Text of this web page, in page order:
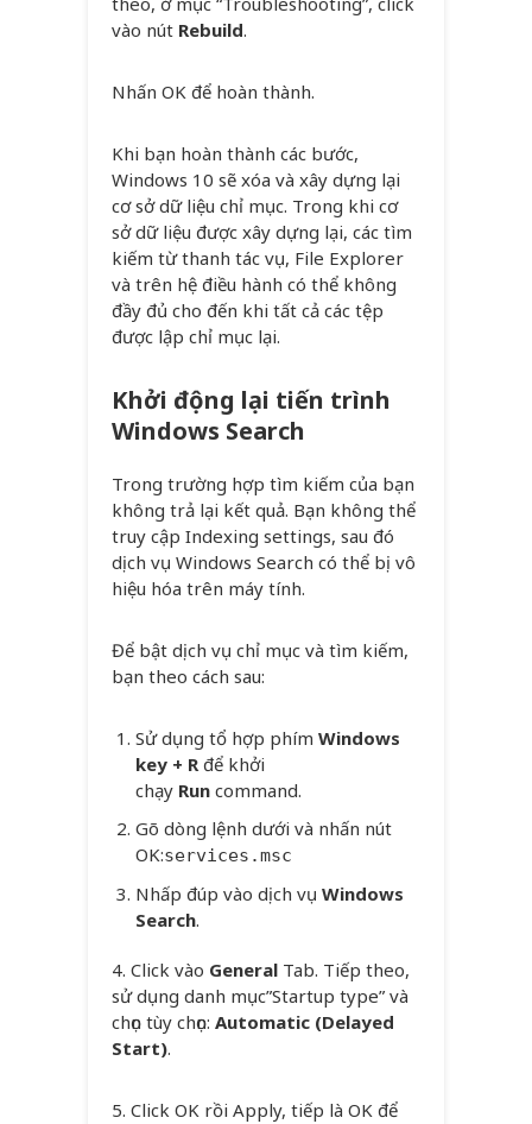
vào nút Rebuild.
Nhấn OK để hoàn thành.
Khi bạn hoàn thành các bước,
Windows 10 sẽ xóa và xây dựng lại
cơ sở dữ liệu chỉ mục. Trong khi cơ
sở dữ liệu được xây dựng lại, các tìm
kiếm từ thanh tác vụ, File Explorer
và trên hệ điều hành có thể không
đầy đủ cho đến khi tất cả các tệp
được lập chỉ mục lại.
Khởi động lại tiến trình
Windows Search
Trong trường hợp tìm kiếm của bạn
không trả lại kết quả. Bạn không thể
truy cập Indexing settings, sau đó
dịch vụ Windows Search có thể bị vô
hiệu hóa trên máy tính.
Để bật dịch vụ chỉ mục và tìm kiếm,
bạn theo cách sau:
Sử dụng tổ hợp phím Windows
key + R để khởi
chạy Run command.
Gõ dòng lệnh dưới và nhấn nút
OK:services.msc
Nhấp đúp vào dịch vụ Windows
Search.
4. Click vào General Tab. Tiếp theo,
sử dụng danh mục”Startup type” và
chọn tùy chọn: Automatic (Delayed
Start).
5. Click OK rồi Apply, tiếp là OK để